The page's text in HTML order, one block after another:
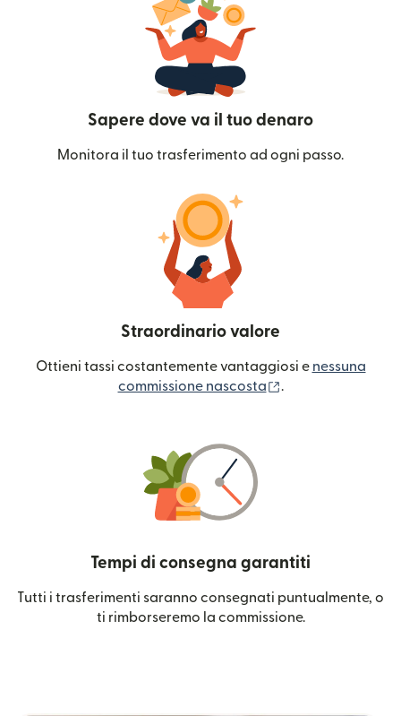
Sapere dove va il tuo denaro
Monitora il tuo trasferimento ad ogni passo.
Straordinario valore
Ottieni tassi costantemente vantaggiosi e nessuna
commissione nascosta
.
Tempi di consegna garantiti
Tutti i trasferimenti saranno consegnati puntualmente, o
ti rimborseremo la commissione.